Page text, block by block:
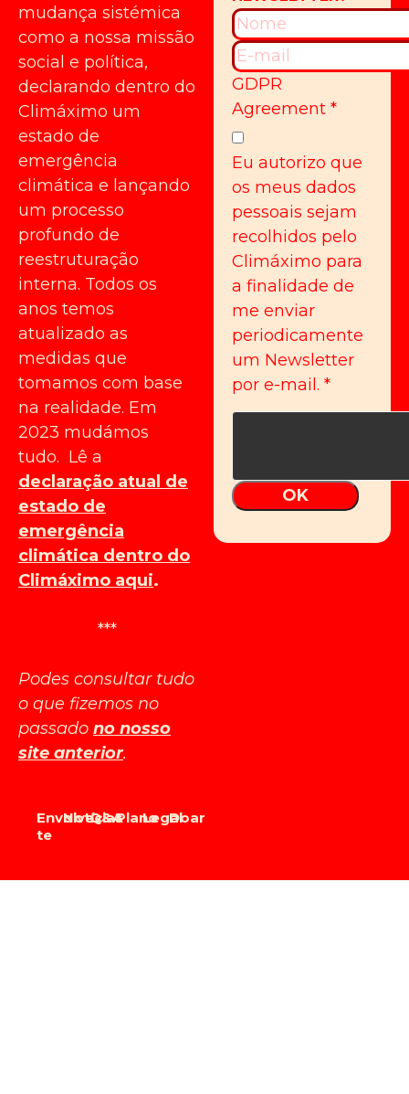
mudança sistémica
como a nossa missão
social e política,
declarando dentro do
Climáximo um
estado de
emergência
climática e lançando
um processo
profundo de
reestruturação
interna. Todos os
anos temos
atualizado as
medidas que
tomamos com base
na realidade. Em
2023 mudámos
tudo. Lê a
declaração atual de
estado de
emergência
climática dentro do
Climáximo aqui.
***
Podes consultar tudo
o que fizemos no
passado no nosso
site anterior.
Envolve-
te
Notícias
Q&APlanoLegalDoar
GDPR
Agreement *
Eu autorizo que
os meus dados
pessoais sejam
recolhidos pelo
Climáximo para
a finalidade de
me enviar
periodicamente
um Newsletter
por e-mail. *
OK